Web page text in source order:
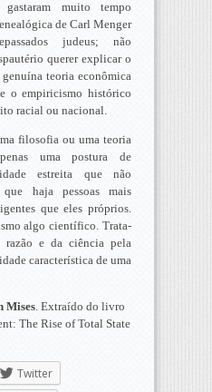
gastaram muito tempo
de Carl Menger
judeus; não
querer explicar o
teoria econômica
o empiricismo histórico
racial ou nacional.
filosofia ou uma teoria
uma postura de
estreita que não
que haja pessoas mais
que eles próprios.
algo científico. Trata-
razão e da ciência pela
característica de uma
Mises . Extraído do livro
The Rise of Total State
Twitter